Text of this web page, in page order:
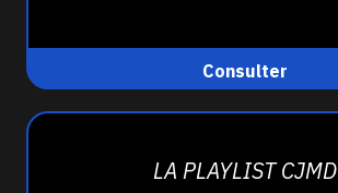
Consulter
LA PLAYLIST CJMD